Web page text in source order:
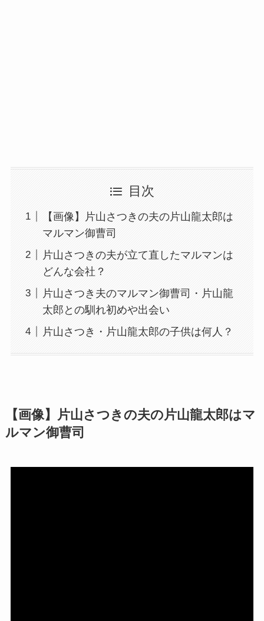
目次
【画像】片山さつきの夫の片山龍太郎は
マルマン御曹司
片山さつきの夫が立て直したマルマンは
どんな会社？
片山さつき夫のマルマン御曹司・片山龍
太郎との馴れ初めや出会い
片山さつき・片山龍太郎の子供は何人？
【画像】片山さつきの夫の片山龍太郎はマ
ルマン御曹司